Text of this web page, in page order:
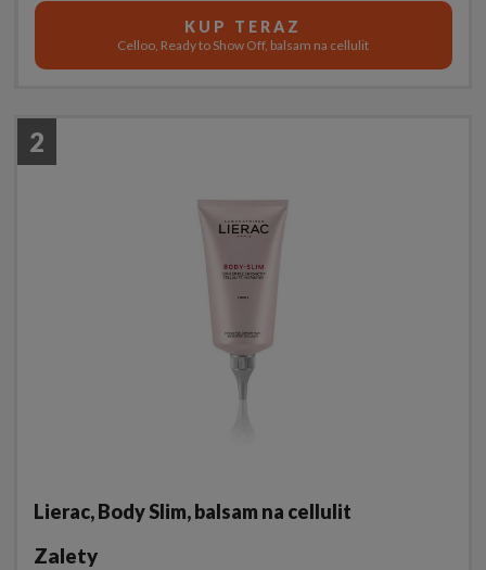
KUP TERAZ
Celloo, Ready to Show Off, balsam na cellulit
2
Lierac, Body Slim, balsam na cellulit
Zalety